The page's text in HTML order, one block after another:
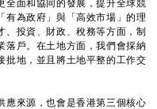
全面和協同的發展，提升全球競
有為政府」與「高效市場」的理
投資、財政、稅務等方面，制
落戶。在土地方面，我們會採納
批地，並且將土地平整的工作交
來源，也會是香港第三個核心